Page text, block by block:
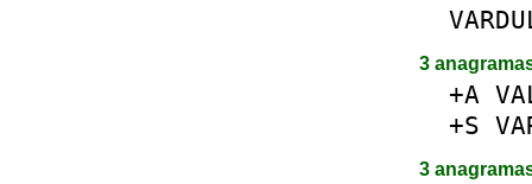
3
+A
+S
3